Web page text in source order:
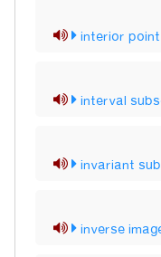
interior
interval
invariant
inverse